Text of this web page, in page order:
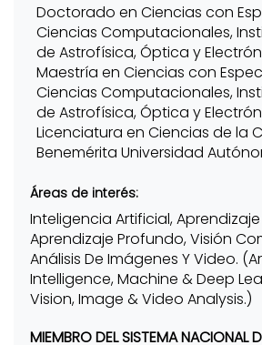
Doctorado en Ciencias con
Ciencias Computacionales,
de Astrofísica, Óptica y
Maestría en Ciencias con
Ciencias Computacionales,
de Astrofísica, Óptica y
Licenciatura en Ciencias de la
Benemérita Universidad
Áreas de interés:
Inteligencia Artificial,
Aprendizaje Profundo, Visión
Análisis De Imágenes Y Video.
Intelligence, Machine & Deep
Vision, Image & Video Analysis.)
MIEMBRO DEL SISTEMA NACIONAL